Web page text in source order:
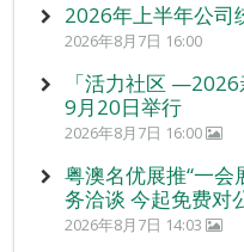
2026年上半年公司
2026年8月7日 16:00
「活力社区
9月20日举行
2026年8月7日 16:00
粤澳名优展推“一会
务洽谈 今起免费对
2026年8月7日 14:03